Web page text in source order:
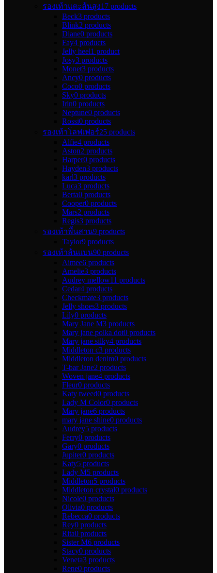
รองเท้าแตะส้นสูง17 products
Beck3 products
Blink2 products
Diane0 products
Fay4 products
Jelly heel1 product
Josy3 products
Monet3 products
Ancy0 products
Coco0 products
Sky0 products
Irin0 products
Neptune0 products
Rossi0 products
รองเท้าโลฟเฟอร์25 products
Alfie4 products
Aston2 products
Harper0 products
Hayden3 products
karl3 products
Luca3 products
Berta0 products
Cooper0 products
Mars2 products
Regis3 products
รองเท้าพื้นสาน9 products
Taylor9 products
รองเท้าส้นแบน90 products
Aimee6 products
Amelie3 products
Audrey mellow11 products
Cedar4 products
Checkmate3 products
Jelly shoes3 products
Lily0 products
Mary Jane M3 products
Mary jane polka dot0 products
Mary jane silky4 products
Middleton c3 products
Middleton denim0 products
T-bar Jane2 products
Woven jane4 products
Fleur0 products
Katy tweed0 products
Lady M Color0 products
Mary jane6 products
mary jane shine0 products
Audrey5 products
Ferry0 products
Gary0 products
Jupiter0 products
Katy5 products
Lady M5 products
Middleton5 products
Middleton crystal0 products
Nicole0 products
Olivia0 products
Rebecca0 products
Rey0 products
Rita0 products
Sister M6 products
Stacy0 products
Veneta3 products
Rene0 products